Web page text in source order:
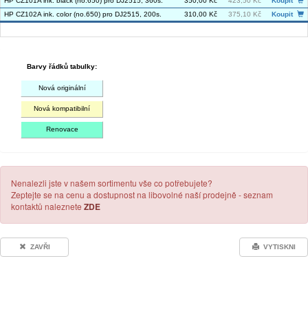
HP CZ102A ink. color (no.650) pro DJ2515, 200s.
310,00 Kč 375,10 Kč Koupit
Barvy řádků tabulky:
Nová originální
Nová kompatibilní
Renovace
Nenalezli jste v našem sortimentu vše co potřebujete?
Zeptejte se na cenu a dostupnost na libovolné naší prodejně - seznam
kontaktů naleznete ZDE
ZAVŘI VYTISKNI